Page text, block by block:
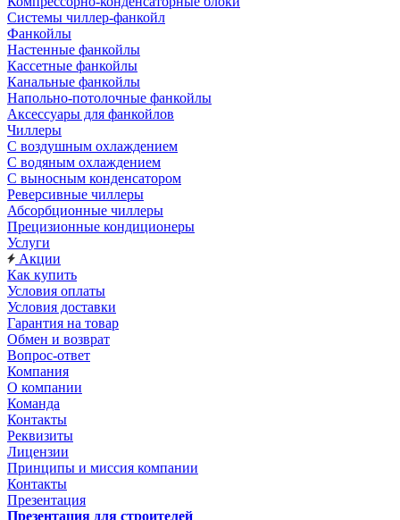
Системы чиллер-фанкойл
Фанкойлы
Настенные фанкойлы
Кассетные фанкойлы
Канальные фанкойлы
Напольно-потолочные фанкойлы
Аксессуары для фанкойлов
Чиллеры
С воздушным охлаждением
С водяным охлаждением
С выносным конденсатором
Реверсивные чиллеры
Абсорбционные чиллеры
Прецизионные кондиционеры
Услуги
Акции
Как купить
Условия оплаты
Условия доставки
Гарантия на товар
Обмен и возврат
Вопрос-ответ
Компания
О компании
Команда
Контакты
Реквизиты
Лицензии
Принципы и миссия компании
Контакты
Презентация
Презентация для строителей